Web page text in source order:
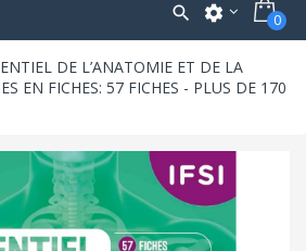
 settings 0
DE L’ANATOMIE ET DE LA
EN FICHES: 57 FICHES - PLUS DE 170